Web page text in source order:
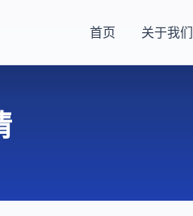
首页 关于我们